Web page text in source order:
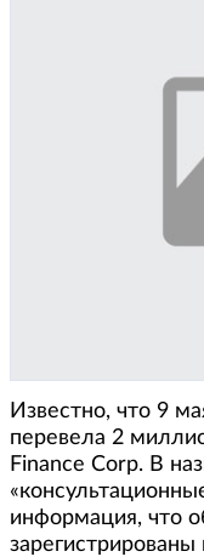
Известно, что 9
перевела 2
Finance Corp. В
информация, что